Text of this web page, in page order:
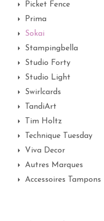
Picket Fence
Prima
Sokai
Stampingbella
Studio Forty
Studio Light
Swirlcards
TandiArt
Tim Holtz
Technique Tuesday
Viva Decor
Autres Marques
Accessoires Tampons